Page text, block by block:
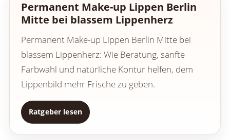
Permanent Make-up Lippen Berlin
Mitte bei blassem Lippenherz
Permanent Make-up Lippen Berlin Mitte bei
blassem Lippenherz: Wie Beratung, sanfte
Farbwahl und natürliche Kontur helfen, dem
Lippenbild mehr Frische zu geben.
Ratgeber lesen